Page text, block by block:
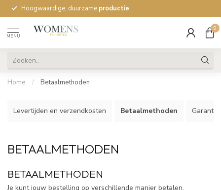
Hoogwaardige, duurzame productie
MENU
0
Home / Betaalmethoden
Levertijden en verzendkosten Betaalmethoden
BETAALMETHODEN
BETAALMETHODEN
Je kunt jouw bestelling op verschillende manier betalen.